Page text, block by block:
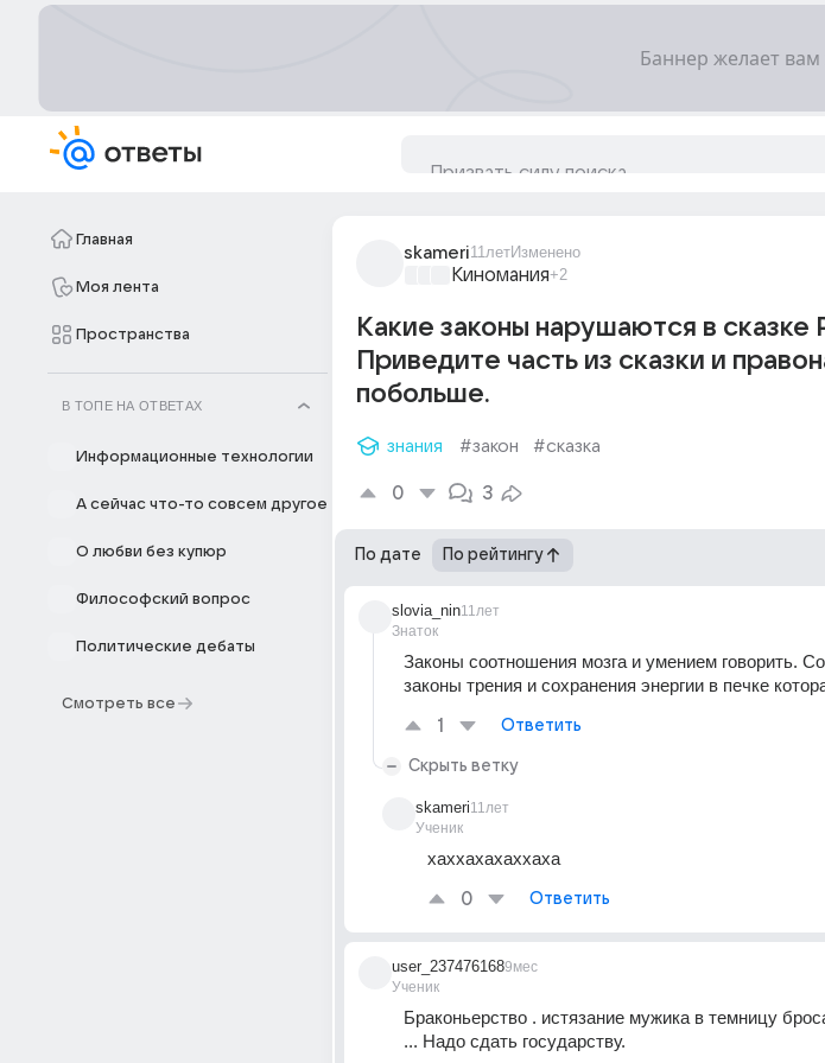
Главная
Моя лента
Пространства
В ТОПЕ НА ОТВЕТАХ
Информационные технологии
А сейчас что-то совсем другое
О любви без купюр
Философский вопрос
Политические дебаты
Смотреть все
skameri11летИзменено
Киномания+2
Какие законы нарушаются в сказке
Приведите часть из сказки и
побольше.
знания #закон #сказка
0 3
По дате По рейтингу
slovia_nin
Знаток
11лет
Законы соотношения мозга и умением говорить.
законы трения и сохранения энергии в печке
1 Ответить
Скрыть ветку
skameri
Ученик
11лет
хаххахахаххаха
0 Ответить
user_237476168
Ученик
9мес
Браконьерство . истязание мужика в темницу
... Надо сдать государству.